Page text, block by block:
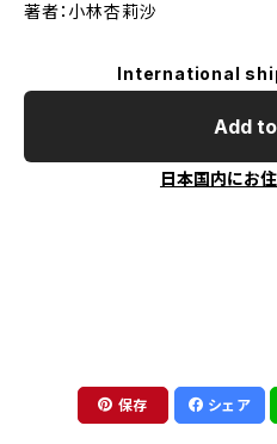
著者：小林杏莉沙
International
Add
日本国内にお
保存 シェア